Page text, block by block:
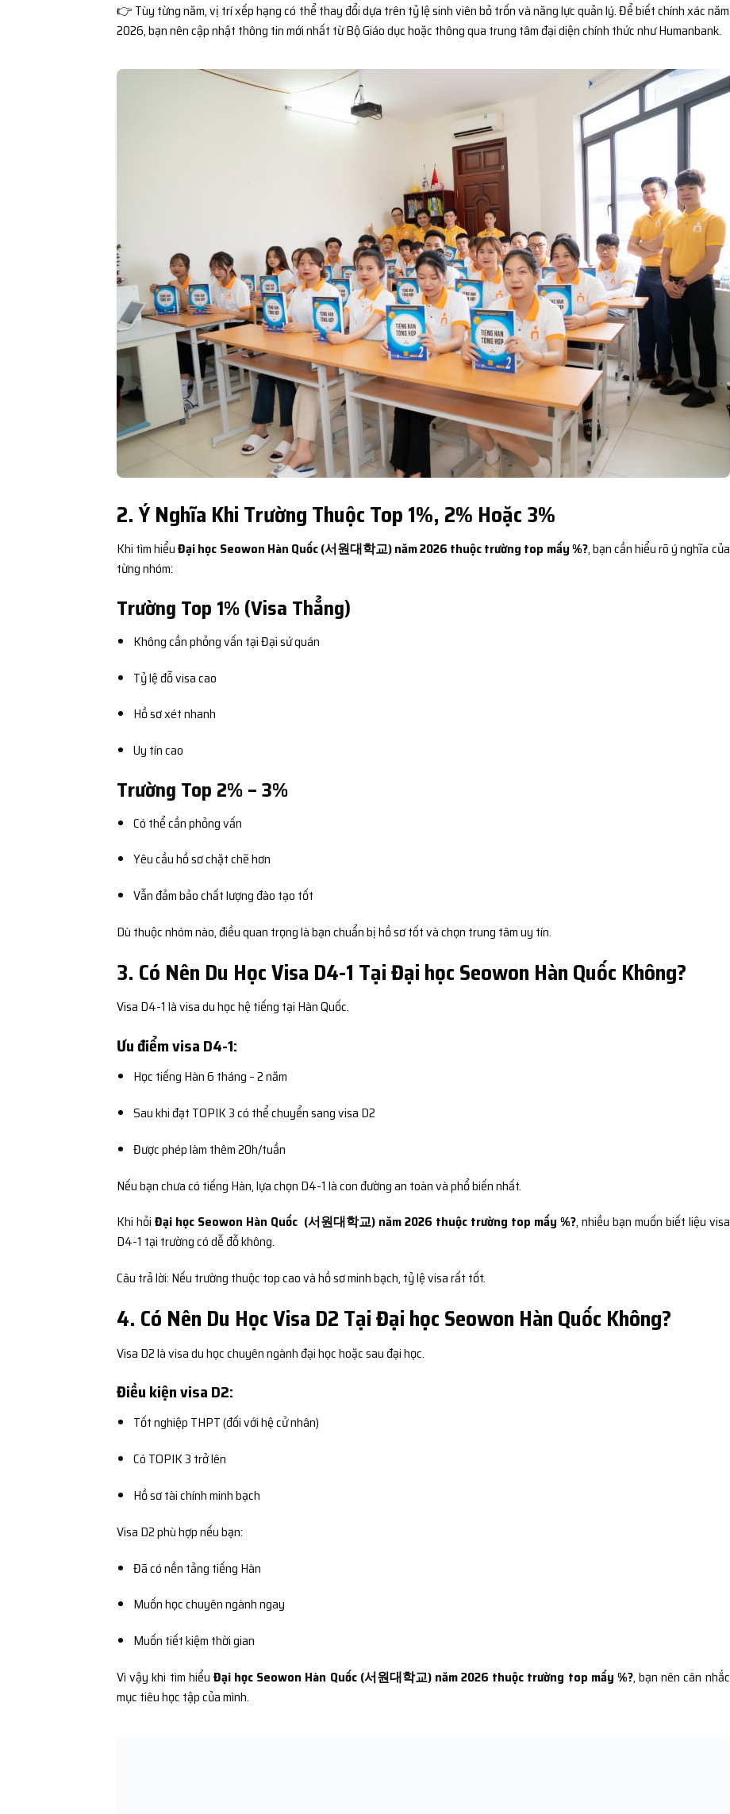
👉 Tùy từng năm, vị trí xếp hạng có thể thay đổi dựa trên tỷ lệ sinh viên bỏ trốn và năng lực quản lý. Để biết chính xác năm
2026, bạn nên cập nhật thông tin mới nhất từ Bộ Giáo dục hoặc thông qua trung tâm đại diện chính thức như Humanbank.
2. Ý Nghĩa Khi Trường Thuộc Top 1%, 2% Hoặc 3%
Khi tìm hiểuĐại học Seowon Hàn Quốc (서원대학교) năm 2026 thuộc trường top mấy %?, bạn cần hiểu rõ ý nghĩa của
từng nhóm:
Trường Top 1% (Visa Thẳng)
Không cần phỏng vấn tại Đại sứ quán
Tỷ lệ đỗ visa cao
Hồ sơ xét nhanh
Uy tín cao
Trường Top 2% – 3%
Có thể cần phỏng vấn
Yêu cầu hồ sơ chặt chẽ hơn
Vẫn đảm bảo chất lượng đào tạo tốt
Dù thuộc nhóm nào, điều quan trọng là bạn chuẩn bị hồ sơ tốt và chọn trung tâm uy tín.
3. Có Nên Du Học Visa D4-1 Tại Đại học Seowon Hàn Quốc Không?
Visa D4-1 là visa du học hệ tiếng tại Hàn Quốc.
Ưu điểm visa D4-1:
Học tiếng Hàn 6 tháng – 2 năm
Sau khi đạt TOPIK 3 có thể chuyển sang visa D2
Được phép làm thêm 20h/tuần
Nếu bạn chưa có tiếng Hàn, lựa chọn D4-1 là con đường an toàn và phổ biến nhất.
Khi hỏi Đại học Seowon Hàn Quốc (서원대학교) năm 2026 thuộc trường top mấy %?, nhiều bạn muốn biết liệu visa
D4-1 tại trường có dễ đỗ không.
Câu trả lời: Nếu trường thuộc top cao và hồ sơ minh bạch, tỷ lệ visa rất tốt.
4. Có Nên Du Học Visa D2 Tại Đại học Seowon Hàn Quốc Không?
Visa D2 là visa du học chuyên ngành đại học hoặc sau đại học.
Điều kiện visa D2:
Tốt nghiệp THPT (đối với hệ cử nhân)
Có TOPIK 3 trở lên
Hồ sơ tài chính minh bạch
Visa D2 phù hợp nếu bạn:
Đã có nền tảng tiếng Hàn
Muốn học chuyên ngành ngay
Muốn tiết kiệm thời gian
Vì vậy khi tìm hiểu Đại học Seowon Hàn Quốc (서원대학교) năm 2026 thuộc trường top mấy %?, bạn nên cân nhắc
mục tiêu học tập của mình.